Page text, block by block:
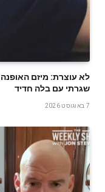
לא עוצרת: מיזם
שגרתי עם בלה חדיד
7 באוגוסט 2026